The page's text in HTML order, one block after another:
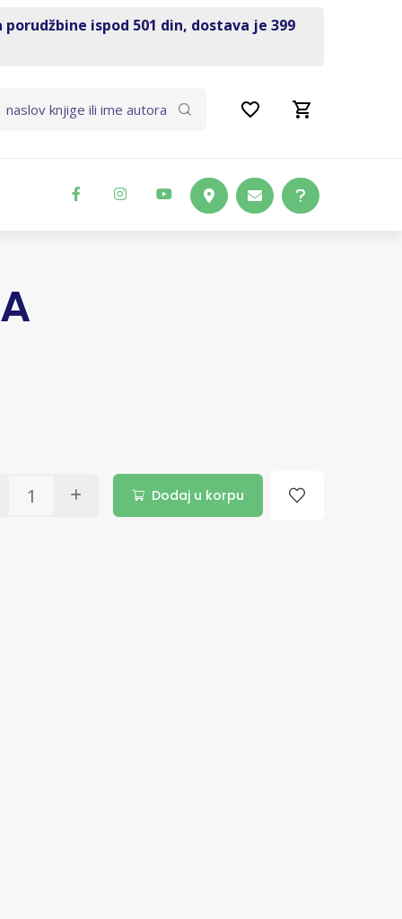
ispod 501 din, dostava je 399
Dodaj u korpu